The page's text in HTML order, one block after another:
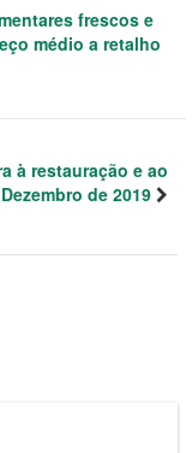
frescos e
médio a retalho
à restauração e ao
de 2019